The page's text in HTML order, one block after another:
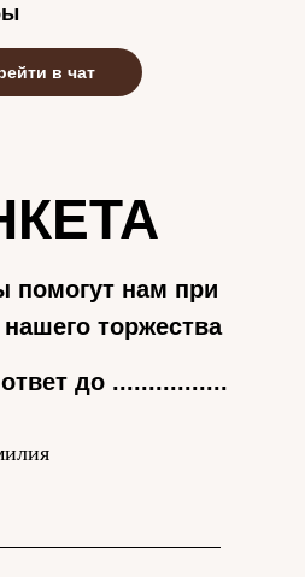
в чат
помогут нам при
торжества
до ................